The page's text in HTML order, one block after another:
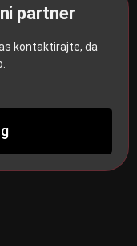
partner
kontaktirajte, da